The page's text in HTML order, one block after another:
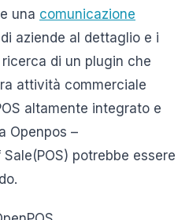
una comunicazione
aziende al dettaglio e i
di un plugin che
attività commerciale
altamente integrato e
Openpos –
potrebbe essere